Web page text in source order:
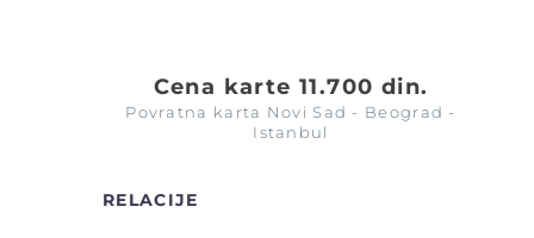
Cena karte 11.700 din.
Povratna karta Novi Sad - Beograd -
Istanbul
RELACIJE